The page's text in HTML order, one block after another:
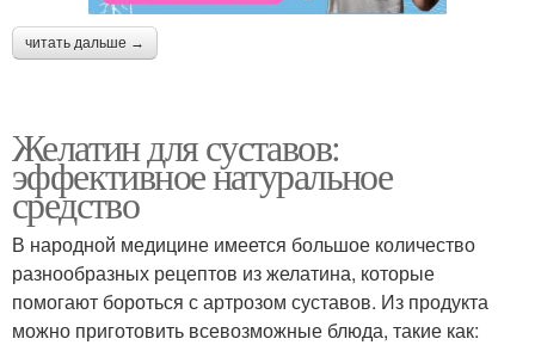
читать дальше →
Желатин для суставов:
эффективное натуральное
средство
В народной медицине имеется большое количество
разнообразных рецептов из желатина, которые
помогают бороться с артрозом суставов. Из продукта
можно приготовить всевозможные блюда, такие как: